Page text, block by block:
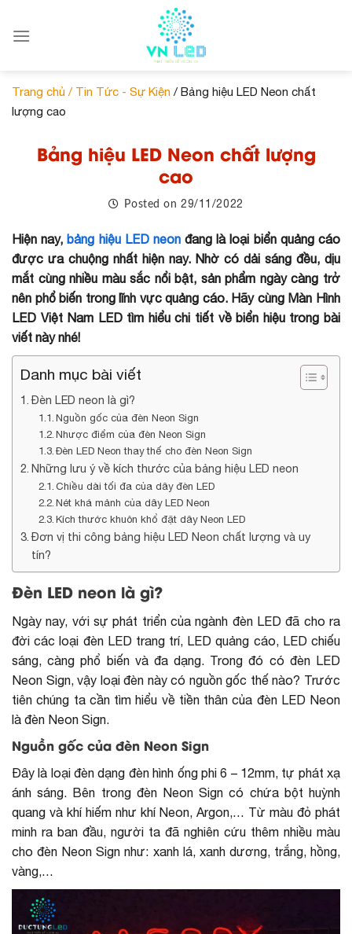
Trang chủ / Tin Tức - Sự Kiện / Bảng hiệu LED Neon chất
lượng cao
Bảng hiệu LED Neon chất lượng
cao
Posted on29/11/2022
Hiện nay,bảng hiệu LED neonđang là loại biển quảng cáo
được ưa chuộng nhất hiện nay. Nhờ có dải sáng đều, dịu
mắt cùng nhiều màu sắc nổi bật, sản phẩm ngày càng trở
nên phổ biến trong lĩnh vực quảng cáo. Hãy cùng Màn Hình
LED Việt Nam LED tìm hiểu chi tiết về biển hiệu trong bài
viết này nhé!
Danh mục bài viết
Đèn LED neon là gì?
Nguồn gốc của đèn Neon Sign
Nhược điểm của đèn Neon Sign
Đèn LED Neon thay thế cho đèn Neon Sign
Những lưu ý về kích thước của bảng hiệu LED neon
Chiều dài tối đa của dây đèn LED
Nét khá mảnh của dây LED Neon
Kích thước khuôn khổ đặt dây Neon LED
Đơn vị thi công bảng hiệu LED Neon chất lượng và uy
tín?
Đèn LED neon là gì?
Ngày nay, với sự phát triển của ngành đèn LED đã cho ra
đời các loại đèn LED trang trí, LED quảng cáo, LED chiếu
sáng, càng phổ biến và đa dạng. Trong đó có đèn LED
Neon Sign, vậy loại đèn này có nguồn gốc thế nào? Trước
tiên chúng ta cần tìm hiểu về tiền thân của đèn LED Neon
là đèn Neon Sign.
Nguồn gốc của đèn Neon Sign
Đây là loại đèn dạng đèn hình ống phi 6 – 12mm, tự phát xạ
ánh sáng. Bên trong đèn Neon Sign có chứa bột huỳnh
quang và khí hiếm như khí Neon, Argon,… Từ màu đỏ phát
minh ra ban đầu, người ta đã nghiên cứu thêm nhiều màu
cho đèn Neon Sign như: xanh lá, xanh dương, trắng, hồng,
vàng,…